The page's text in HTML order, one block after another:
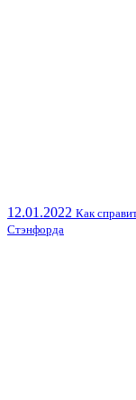
12.01.2022 Как
Стэнфорда